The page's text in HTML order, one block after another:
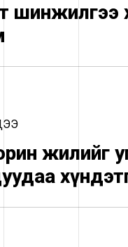
шинжилгээ
жилийг